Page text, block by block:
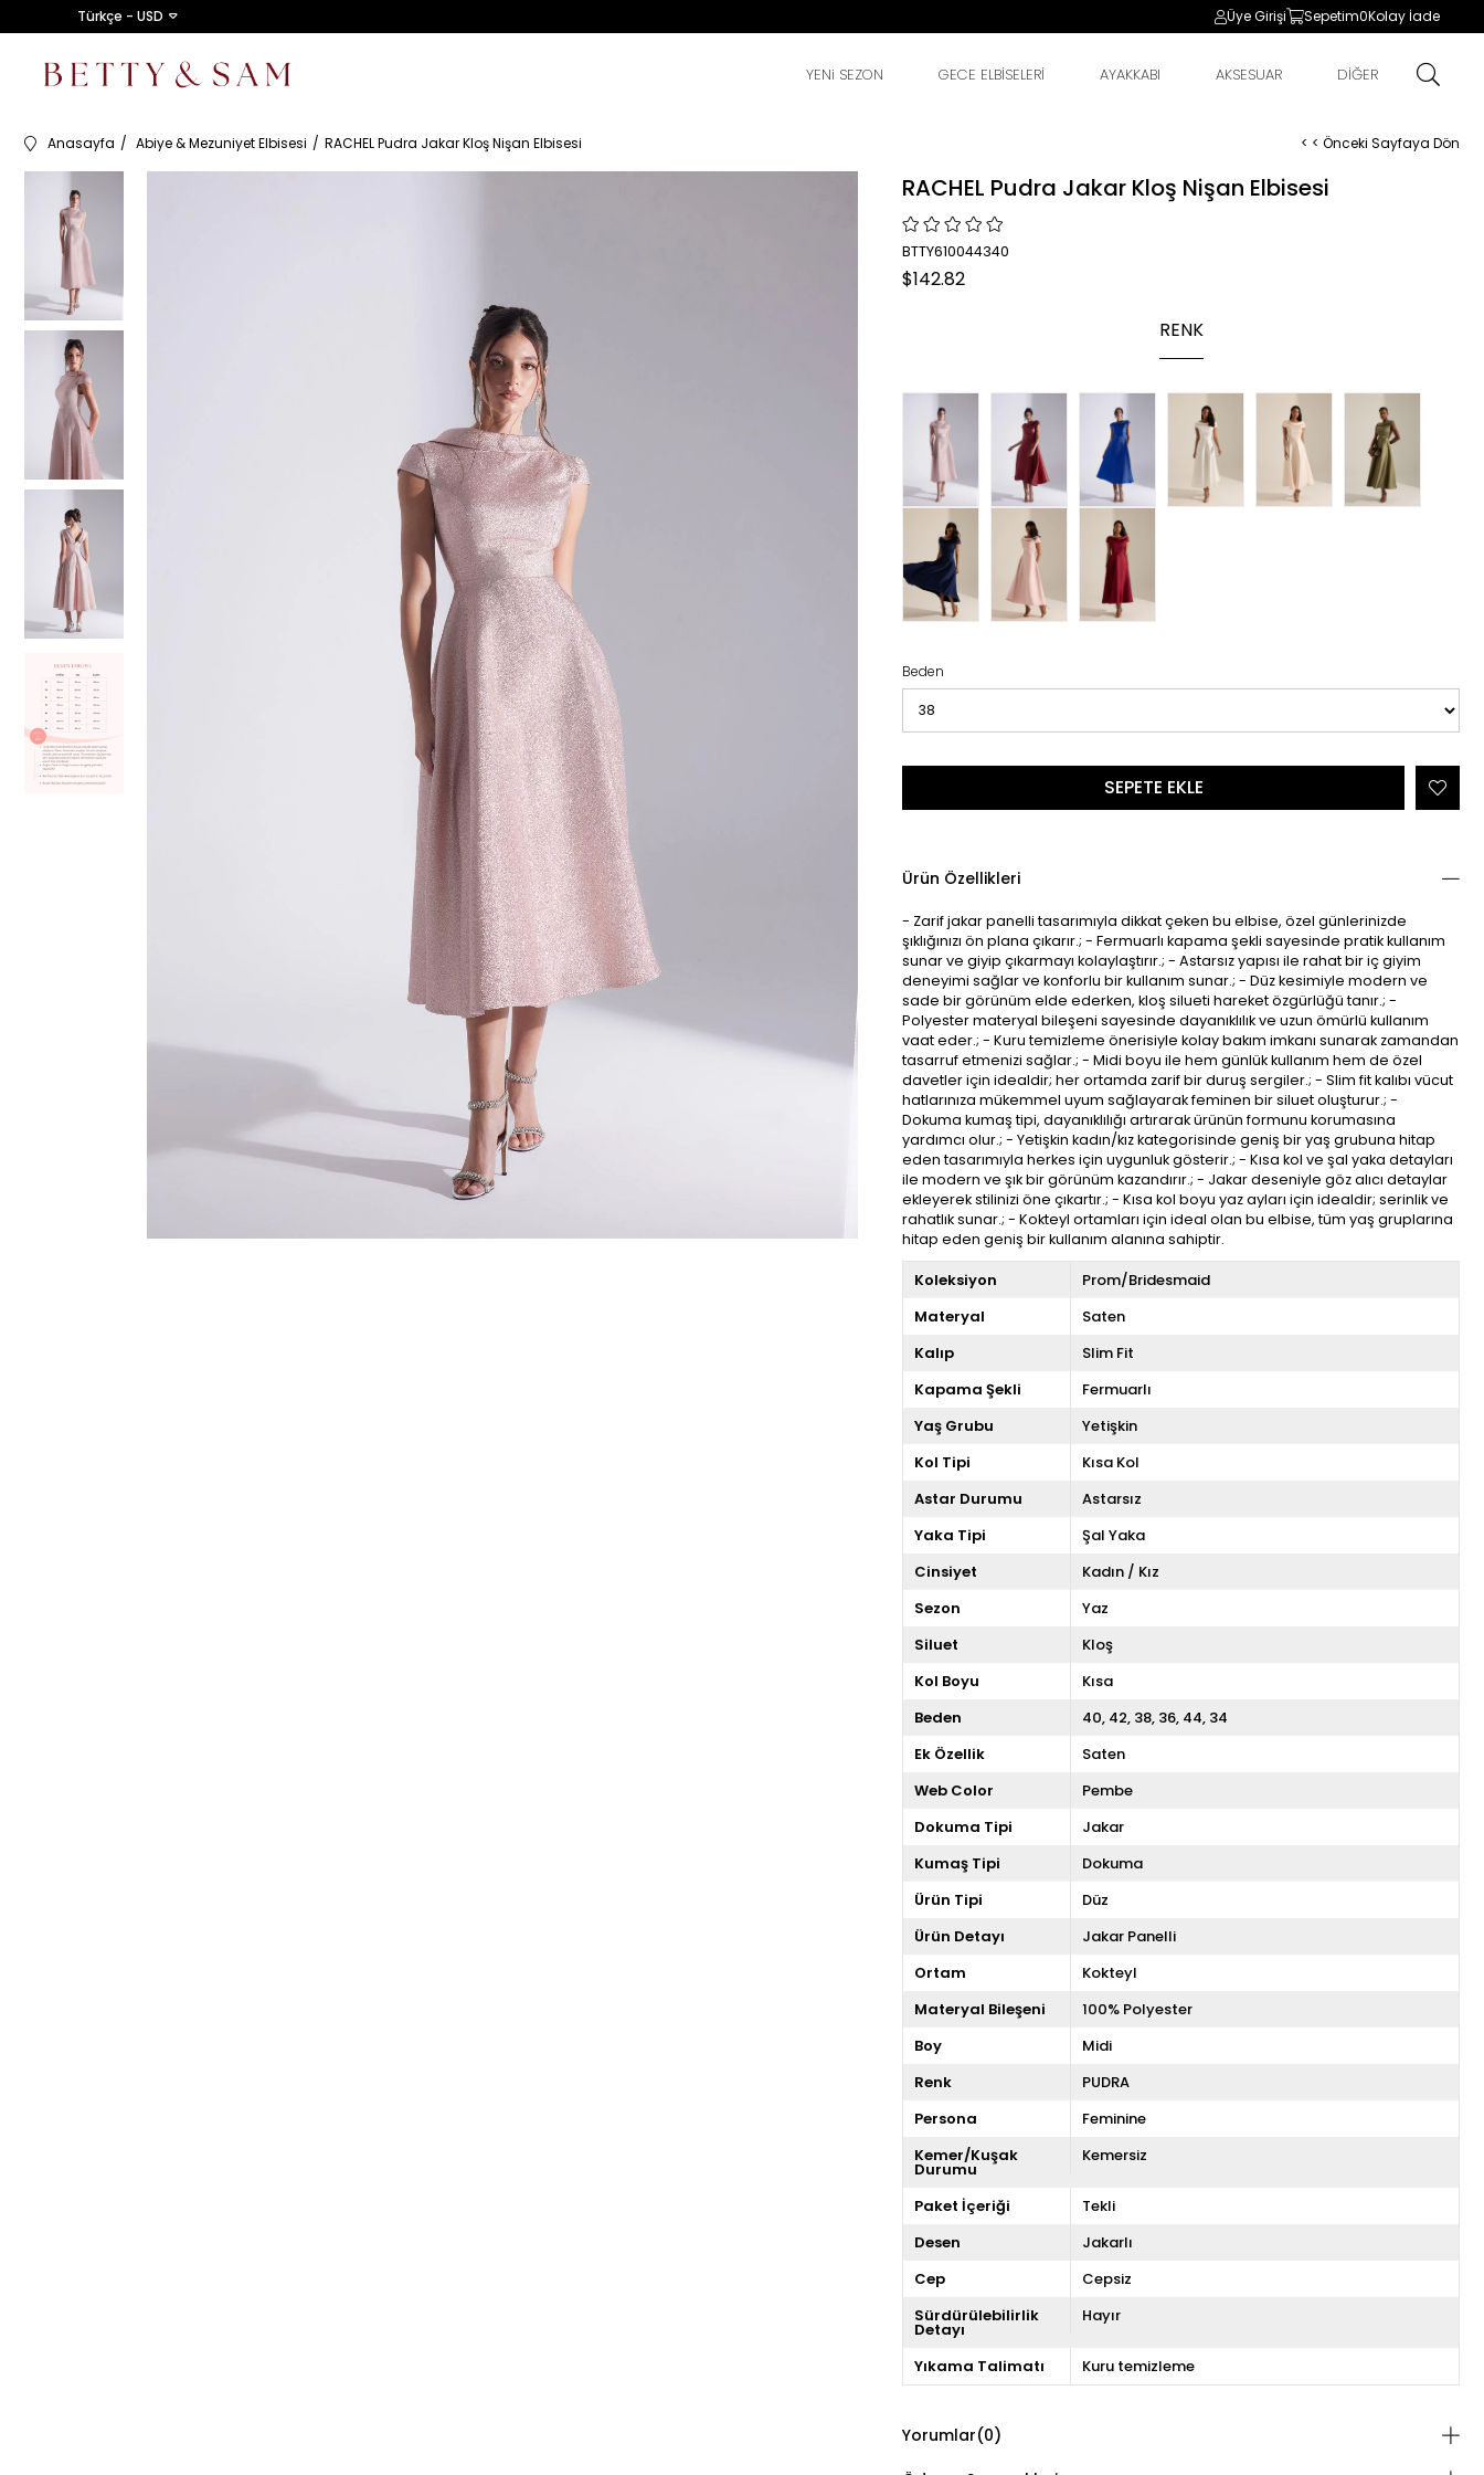
Türkçe - USD Üye Girişi Sepetim0Kolay İade
YENi SEZON GECE ELBİSELERİ AYAKKABI AKSESUAR DİĞER
Anasayfa Abiye & Mezuniyet Elbisesi RACHEL Pudra Jakar Kloş Nişan Elbisesi < < Önceki Sayfaya Dön
RACHEL Pudra Jakar Kloş Nişan Elbisesi
BTTY610044340
$142.82
RENK
Beden
Ürün Özellikleri
- Zarif jakar panelli tasarımıyla dikkat çeken bu elbise, özel günlerinizde
şıklığınızı ön plana çıkarır.; - Fermuarlı kapama şekli sayesinde pratik kullanım
sunar ve giyip çıkarmayı kolaylaştırır.; - Astarsız yapısı ile rahat bir iç giyim
deneyimi sağlar ve konforlu bir kullanım sunar.; - Düz kesimiyle modern ve
sade bir görünüm elde ederken, kloş silueti hareket özgürlüğü tanır.; -
Polyester materyal bileşeni sayesinde dayanıklılık ve uzun ömürlü kullanım
vaat eder.; - Kuru temizleme önerisiyle kolay bakım imkanı sunarak zamandan
tasarruf etmenizi sağlar.; - Midi boyu ile hem günlük kullanım hem de özel
davetler için idealdir; her ortamda zarif bir duruş sergiler.; - Slim fit kalıbı vücut
hatlarınıza mükemmel uyum sağlayarak feminen bir siluet oluşturur.; -
Dokuma kumaş tipi, dayanıklılığı artırarak ürünün formunu korumasına
yardımcı olur.; - Yetişkin kadın/kız kategorisinde geniş bir yaş grubuna hitap
eden tasarımıyla herkes için uygunluk gösterir.; - Kısa kol ve şal yaka detayları
ile modern ve şık bir görünüm kazandırır.; - Jakar deseniyle göz alıcı detaylar
ekleyerek stilinizi öne çıkartır.; - Kısa kol boyu yaz ayları için idealdir; serinlik ve
rahatlık sunar.; - Kokteyl ortamları için ideal olan bu elbise, tüm yaş gruplarına
hitap eden geniş bir kullanım alanına sahiptir.
Koleksiyon
Prom/Bridesmaid
Materyal
Saten
Kalıp
Slim Fit
Kapama Şekli
Fermuarlı
Yaş Grubu
Yetişkin
Kol Tipi
Kısa Kol
Astar Durumu
Astarsız
Yaka Tipi
Şal Yaka
Cinsiyet
Kadın / Kız
Sezon
Yaz
Siluet
Kloş
Kol Boyu
Kısa
Beden
40 42 38 36 44 34
Ek Özellik
Saten
Web Color
Pembe
Dokuma Tipi
Jakar
Kumaş Tipi
Dokuma
Ürün Tipi
Düz
Ürün Detayı
Jakar Panelli
Ortam
Kokteyl
Materyal Bileşeni
100% Polyester
Boy
Midi
Renk
PUDRA
Persona
Feminine
Kemer/Kuşak
Durumu
Kemersiz
Paket İçeriği
Tekli
Desen
Jakarlı
Cep
Cepsiz
Sürdürülebilirlik
Detayı
Hayır
Yıkama Talimatı Kuru temizleme
Yorumlar(0)